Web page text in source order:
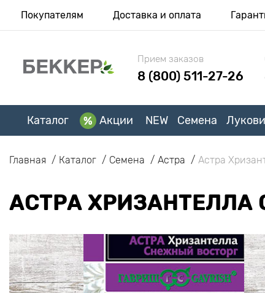
Покупателям Доставка и оплата
Прием заказов
8 (800) 511-27-26
Каталог Акции NEW Семена
Главная Каталог Семена Астра Астра
АСТРА